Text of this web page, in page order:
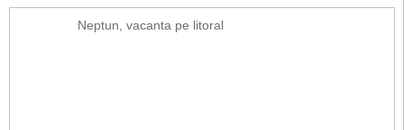
Neptun, vacanta pe litoral